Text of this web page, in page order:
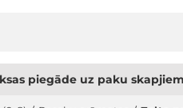
piegāde uz paku